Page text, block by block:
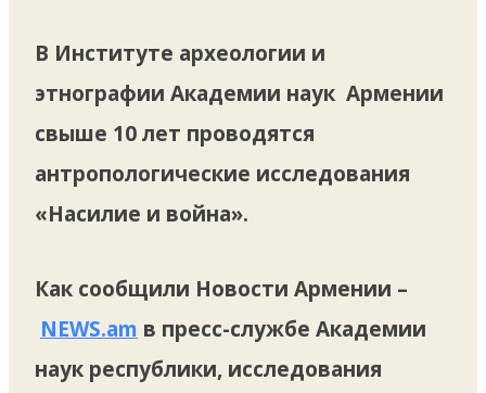
В Институте археологии и
этнографии Академии наук Армении
свыше 10 лет проводятся
антропологические исследования
«Насилие и война».
Как сообщили Новости Армении –
NEWS.am в пресс-службе Академии
наук республики, исследования